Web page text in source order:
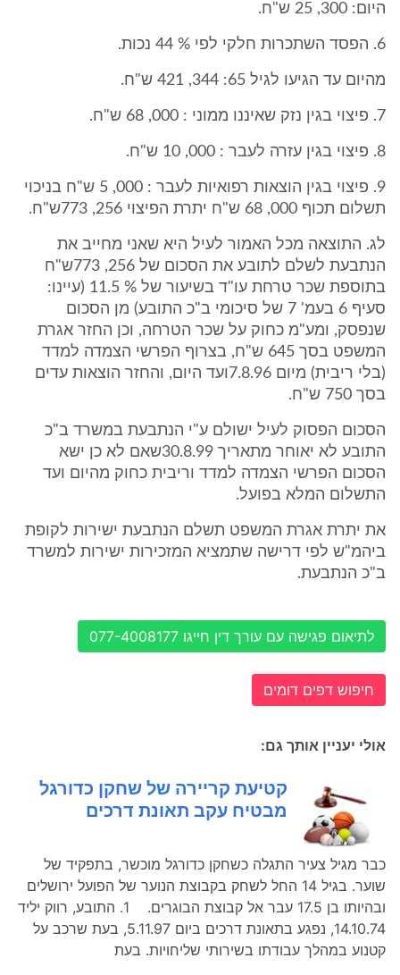
היום: 300, 25 ש"ח.
6. הפסד השתכרות חלקי לפי % 44 נכות.
מהיום עד הגיעו לגיל 65: 344, 421 ש"ח.
7. פיצוי בגין נזק שאיננו ממוני : 000, 68 ש"ח.
8. פיצוי בגין עזרה לעבר : 000, 10 ש"ח.
9. פיצוי בגין הוצאות רפואיות לעבר : 000, 5 ש"ח בניכוי
תשלום תכוף 000, 68 ש"ח יתרת הפיצוי 256, 773ש"ח.
לג. התוצאה מכל האמור לעיל היא שאני מחייב את
הנתבעת לשלם לתובע את הסכום של 256, 773ש"ח
בתוספת שכר טרחת עו"ד בשיעור של % 11.5 (עיינו:
סעיף 6 בעמ' 7 של סיכומי ב"כ התובע) מן הסכום
שנפסק, ומע"מ כחוק על שכר הטרחה, וכן החזר אגרת
המשפט בסך 645 ש"ח, בצרוף הפרשי הצמדה למדד
(בלי ריבית) מיום 7.8.96ועד היום, והחזר הוצאות עדים
בסך 750 ש"ח.
הסכום הפסוק לעיל ישולם ע"י הנתבעת במשרד ב"כ
התובע לא יאוחר מתאריך 30.8.99שאם לא כן ישא
הסכום הפרשי הצמדה למדד וריבית כחוק מהיום ועד
התשלום המלא בפועל.
את יתרת אגרת המשפט תשלם הנתבעת ישירות לקופת
ביהמ"ש לפי דרישה שתמציא המזכירות ישירות למשרד
ב"כ הנתבעת.
לתיאום פגישה עם עורך דין חייגו 077-4008177
חיפוש דפים דומים
אולי יעניין אותך גם:
קטיעת קריירה של שחקן כדורגל
מבטיח עקב תאונת דרכים
כבר מגיל צעיר התגלה כשחקן כדורגל מוכשר, בתפקיד של
שוער. בגיל 14 החל לשחק בקבוצת הנוער של הפועל ירושלים
ובהיותו בן 17.5 עבר אל קבוצת הבוגרים. 1. התובע, רווק יליד
14.10.74, נפגע בתאונת דרכים ביום 5.11.97, בעת שרכב על
קטנוע במהלך עבודתו בשירותי שליחויות. בעת